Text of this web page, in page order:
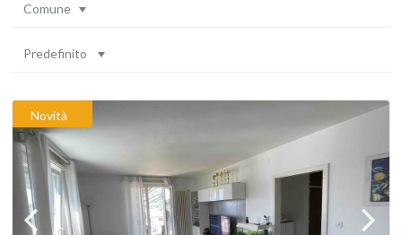
Comune
Predefinito
Novità